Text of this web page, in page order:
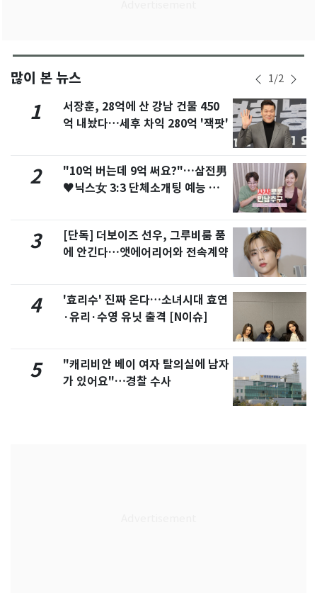
많이 본 뉴스 1/2
1
서장훈, 28억에 산 강남 건물 450
억 내놨다…세후 차익 280억 '잭팟'
2
"10억 버는데 9억 써요?"…삼전男
♥닉스女 3:3 단체소개팅 예능 화
3
[단독] 더보이즈 선우, 그루비룸 품
에 안긴다…앳에어리어와 전속계약
4
'효리수' 진짜 온다…소녀시대 효연
·유리·수영 유닛 출격 [N이슈]
5
"캐리비안 베이 여자 탈의실에 남자
가 있어요"…경찰 수사